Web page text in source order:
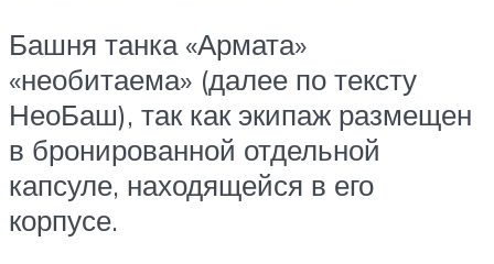
Башня танка «Армата»
«необитаема» (далее по тексту
НеоБаш), так как экипаж размещен
в бронированной отдельной
капсуле, находящейся в его
корпусе.